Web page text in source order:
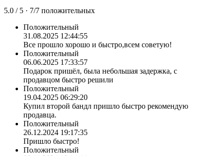
5.0 / 5 · 7/7 положительных
Положительный
31.08.2025 12:44:55
Все прошло хорошо и быстро,всем советую!
Положительный
06.06.2025 17:33:57
Подарок пришёл, была небольшая задержка, с
продавцом быстро решили
Положительный
19.04.2025 06:29:20
Купил второй бандл пришло быстро рекомендую
продавца.
Положительный
26.12.2024 19:17:35
Пришло быстро!
Положительный